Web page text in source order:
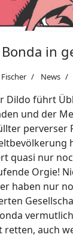
Bonda in
News
Dildo führt
und der
perverser
quasi nur
Orgie!
haben nur
retten, auch